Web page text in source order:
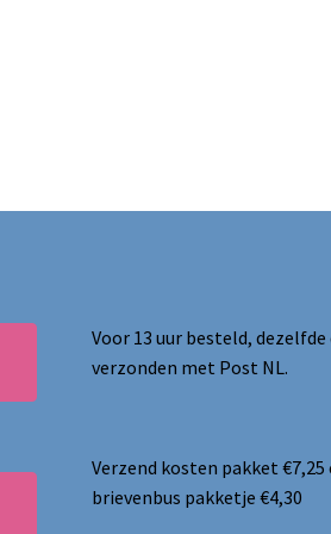
Voor 13 uur besteld, dezelfde
verzonden met Post NL.
Verzend kosten pakket €7,25
brievenbus pakketje €4,30